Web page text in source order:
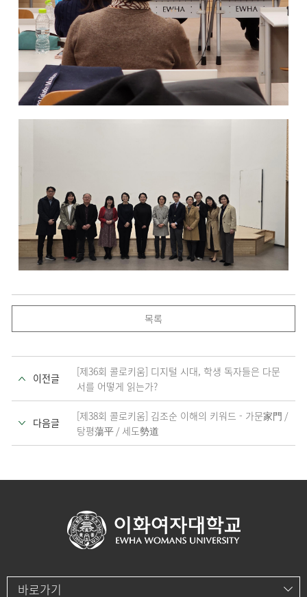
목록
이전글
[제36회 콜로키움] 디지털 시대, 학생 독자들은 다문
서를 어떻게 읽는가?
다음글
[제38회 콜로키움] 김조순 이해의 키워드 - 가문家門 /
탕평蕩平 / 세도勢道
바로가기